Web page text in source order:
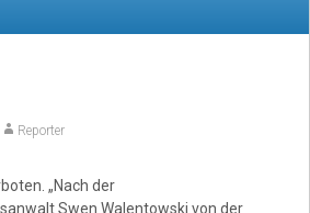
Reporter
„Nach der
Swen Walentowski von der